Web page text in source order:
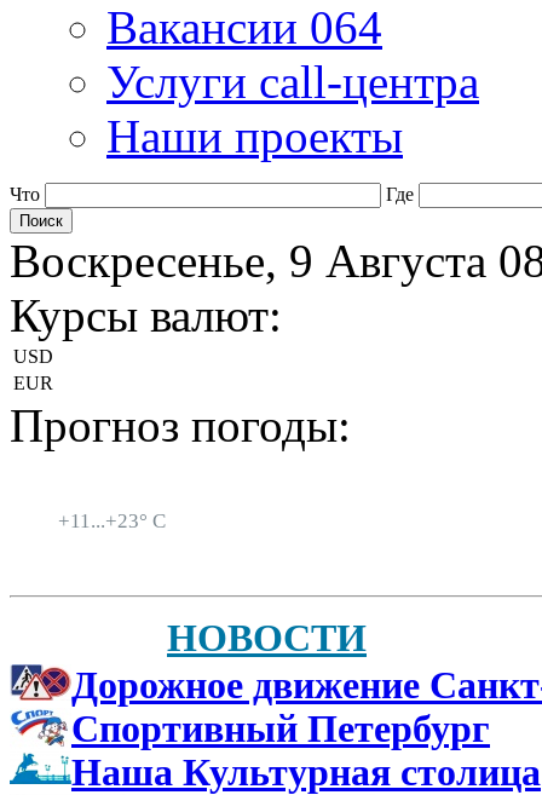
Вакансии 064
Услуги call-центра
Наши проекты
Что Где
Воскресенье, 9 Августа
Курсы валют:
USD
EUR
Прогноз погоды:
+11...+23° C
НОВОСТИ
Дорожное движение
Спортивный Петербург
Наша Культурная столица